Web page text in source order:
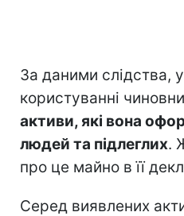
За даними слідства,
користуванні
активи, які вона
людей та підлеглих.
про це майно в її
Серед виявлених